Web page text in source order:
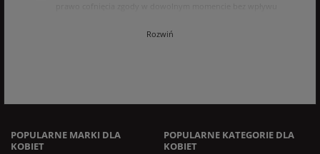
podstawie zgody przed jej cofnięciem. Mam prawo dostępu
Rozwiń
POPULARNE MARKI DLA
KOBIET
POPULARNE KATEGORIE DLA
KOBIET